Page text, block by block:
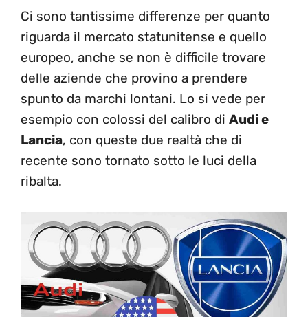
Ci sono tantissime differenze per quanto
riguarda il mercato statunitense e quello
europeo, anche se non è difficile trovare
delle aziende che provino a prendere
spunto da marchi lontani. Lo si vede per
esempio con colossi del calibro di Audi e
Lancia, con queste due realtà che di
recente sono tornato sotto le luci della
ribalta.